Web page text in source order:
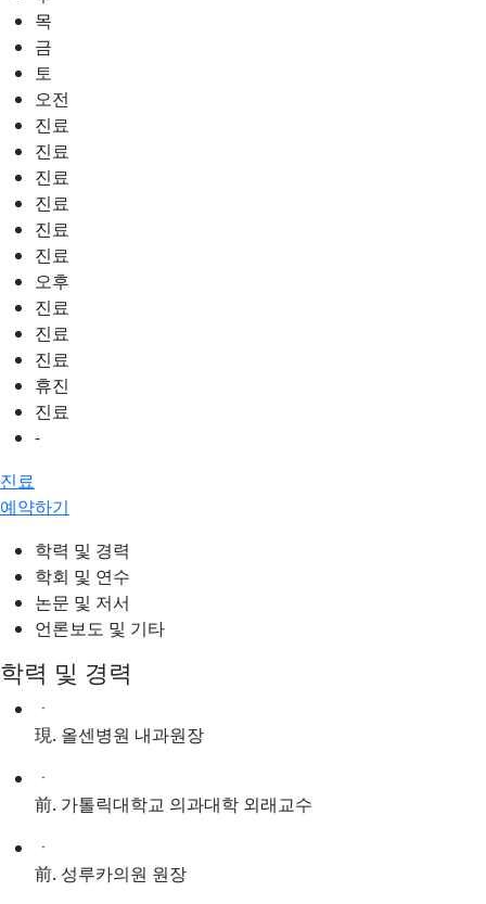
목
금
토
오전
진료
진료
진료
진료
진료
진료
오후
진료
진료
진료
휴진
진료
-
진료
예약하기
학력 및 경력
학회 및 연수
논문 및 저서
언론보도 및 기타
학력 및 경력
ㆍ
現. 올센병원 내과원장
ㆍ
前. 가톨릭대학교 의과대학 외래교수
ㆍ
前. 성루카의원 원장